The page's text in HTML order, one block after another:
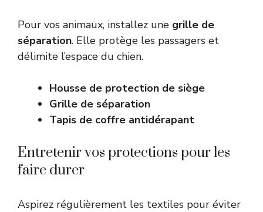
Pour vos animaux, installez une grille de
séparation. Elle protège les passagers et
délimite l’espace du chien.
Housse de protection de siège
Grille de séparation
Tapis de coffre antidérapant
Entretenir vos protections pour les
faire durer
Aspirez régulièrement les textiles pour éviter